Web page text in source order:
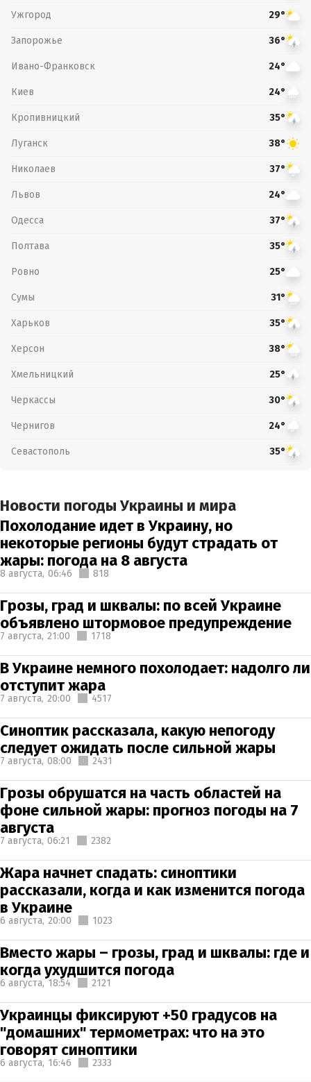
Ужгород 29°
Запорожье 36°
Ивано-Франковск 24°
Киев 24°
Кропивницкий 35°
Луганск 38°
Николаев 37°
Львов 24°
Одесса 37°
Полтава 35°
Ровно 25°
Сумы 31°
Харьков 35°
Херсон 38°
Хмельницкий 25°
Черкассы 30°
Чернигов 24°
Севастополь 35°
Новости погоды Украины и мира
Похолодание идет в Украину, но
некоторые регионы будут страдать от
жары: погода на 8 августа
8 августа, 06:46 818
Грозы, град и шквалы: по всей Украине
объявлено штормовое предупреждение
7 августа, 21:00 1718
В Украине немного похолодает: надолго ли
отступит жара
7 августа, 20:00 4517
Синоптик рассказала, какую непогоду
следует ожидать после сильной жары
7 августа, 08:00 2431
Грозы обрушатся на часть областей на
фоне сильной жары: прогноз погоды на 7
августа
7 августа, 06:21 2382
Жара начнет спадать: синоптики
рассказали, когда и как изменится погода
в Украине
6 августа, 20:00 1023
Вместо жары – грозы, град и шквалы: где и
когда ухудшится погода
6 августа, 18:54 2121
Украинцы фиксируют +50 градусов на
"домашних" термометрах: что на это
говорят синоптики
6 августа, 16:46 2333